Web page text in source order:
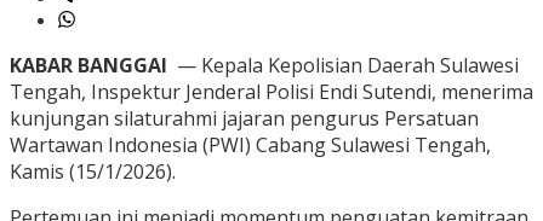
KABAR BANGGAI — Kepala Kepolisian Daerah Sulawesi
Tengah, Inspektur Jenderal Polisi Endi Sutendi, menerima
kunjungan silaturahmi jajaran pengurus Persatuan
Wartawan Indonesia (PWI) Cabang Sulawesi Tengah,
Kamis (15/1/2026).